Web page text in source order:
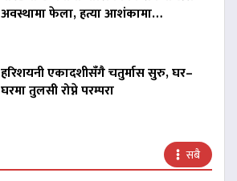
अवस्थामा फेला, हत्या आशंकामा…
हरिशयनी एकादशीसँगै चतुर्मास सुरु, घर–
घरमा तुलसी रोप्ने परम्परा
सबै